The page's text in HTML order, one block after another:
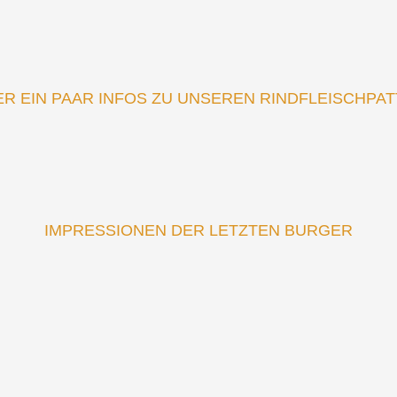
EIN PAAR INFOS ZU UNSEREN
IMPRESSIONEN DER LETZTEN BURGER